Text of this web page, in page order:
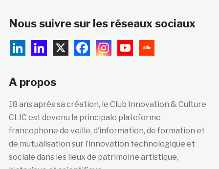
Nous suivre sur les réseaux sociaux
A propos
18 ans après sa création, le Club Innovation & Culture
CLIC est devenu la principale plateforme
francophone de veille, d’information, de formation et
de mutualisation sur l’innovation technologique et
sociale dans les lieux de patrimoine artistique,